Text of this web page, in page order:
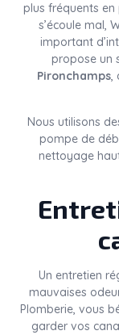
plus fréquents en
s’écoule mal,
important
propose un
Pironchamps,
Nous utilisons
pompe de
nettoyage
Un entretien
mauvaises
Plomberie, vous
garder vos